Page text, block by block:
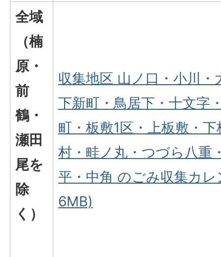
全域
（楠
原・
前
鶴・
瀬田
尾を
除
く）
収集地区 山ノ口・小川
下新町・鳥居下・十文字
町・板敷1区・上板敷・
村・畦ノ丸・つづら八重
平・中角 のごみ収集カ
6MB)